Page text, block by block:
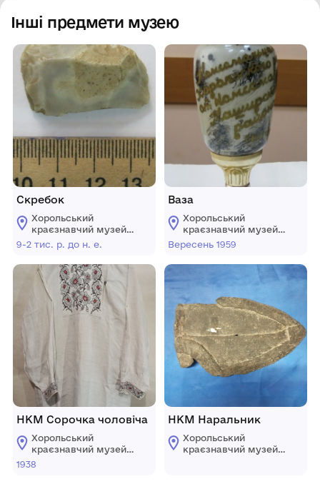
Інші предмети музею
Скребок
Хорольський
краєзнавчий музей
ради Лубенського
району Полтавської
області
9-2 тис. р. до н. е.
НКМ Сорочка чоловіча
Хорольський
краєзнавчий музей
Хорольської міської
1938
Ваза
Хорольський
краєзнавчий музей
Хорольської міської
району Полтавської
Вересень 1959
НКМ Наральник
Хорольський
краєзнавчий музей